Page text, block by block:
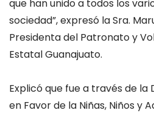
que han unido a todos los
sociedad”, expresó la Sra.
Presidenta del Patronato y
Estatal Guanajuato.
Explicó que fue a través de la
en Favor de la Niñas, Niños y